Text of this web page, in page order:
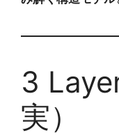
3
実）